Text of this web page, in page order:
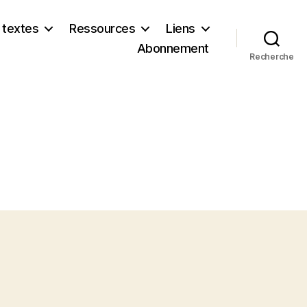
textes Ressources
Liens
Abonnement
Recherche